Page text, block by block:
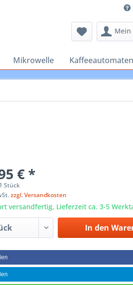
Mein
Mikrowelle Kaffeeautomaten
€ *
1 Stück
zzgl. Versandkosten
versandfertig, Lieferzeit ca. 3-5
In den